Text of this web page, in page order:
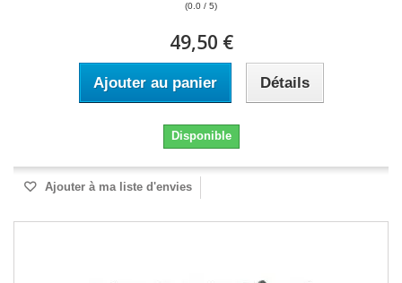
(0.0 / 5)
49,50 €
Ajouter au panier Détails
Disponible
Ajouter à ma liste d'envies